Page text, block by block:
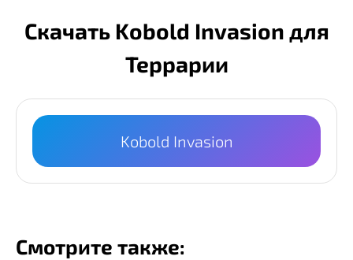
Скачать Kobold Invasion для
Террарии
Kobold Invasion
Смотрите также: